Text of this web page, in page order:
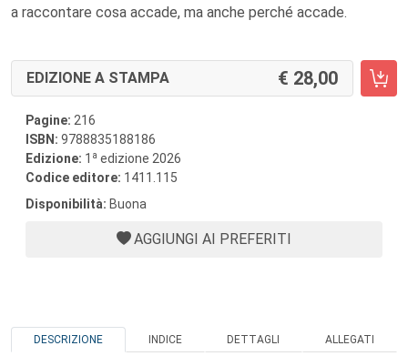
a raccontare cosa accade, ma anche perché accade.
EDIZIONE A STAMPA 28,00
Pagine: 216
ISBN: 9788835188186
Edizione: 1 a edizione 2026
Codice editore: 1411.115
Disponibilità: Buona
AGGIUNGI AI PREFERITI
DESCRIZIONE INDICE DETTAGLI ALLEGATI